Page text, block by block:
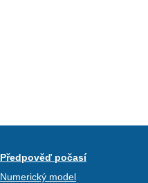
Předpověď počasí
Numerický model